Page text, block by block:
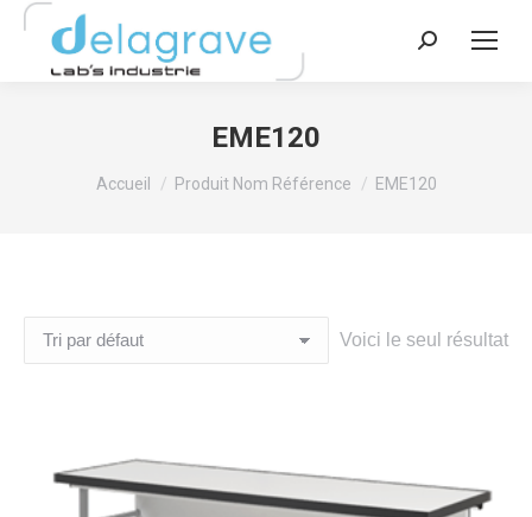
Recherche
EME120
Vous êtes ici :
Accueil Produit Nom Référence EME120
Voici le seul résultat